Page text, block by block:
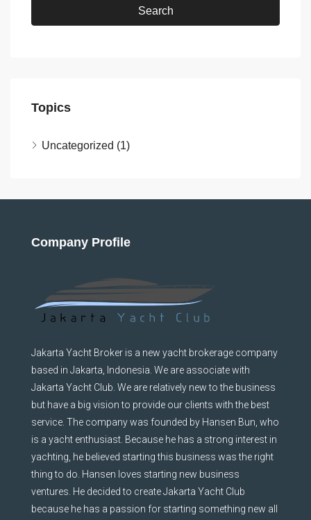
Search
Topics
Uncategorized (1)
Company Profile
Jakarta Yacht Broker is a new yacht brokerage company
based in Jakarta, Indonesia. We are associate with
Jakarta Yacht Club. We are relatively new to the business
but have a big vision to provide our clients with the best
service. The company was founded by Hansen Bun, who
is a yacht enthusiast. Because he has a strong interest in
yachting, he believed starting this business was the right
thing to do. Hansen loves starting new business
ventures. He decided to create Jakarta Yacht Club
because he has a passion for starting something new all